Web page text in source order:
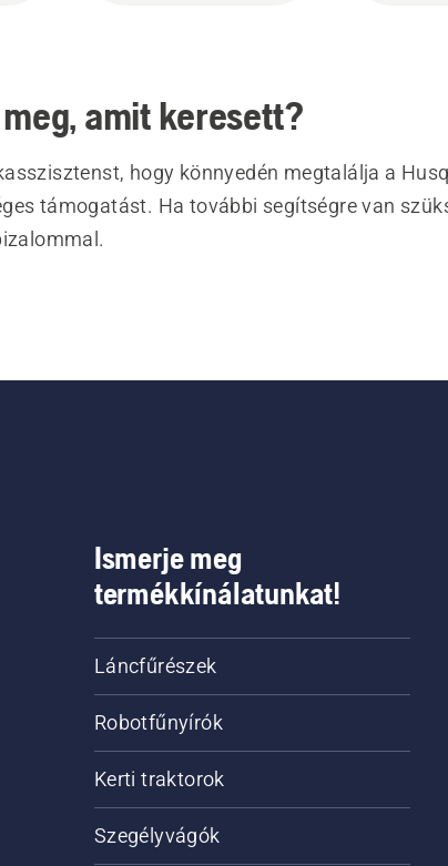
amit keresett?
hogy könnyedén megtalálja a
támogatást. Ha további segítségre van
Ismerje meg
termékkínálatunkat!
Láncfűrészek
Robotfűnyírók
Kerti traktorok
Szegélyvágók